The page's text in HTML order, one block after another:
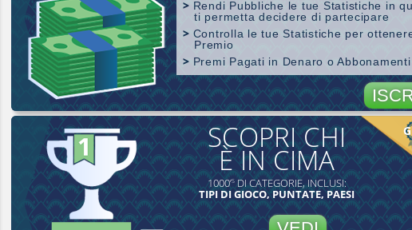
Rendi Pubbliche le tue Statistiche in
ti permetta decidere di partecipare
Controlla le tue Statistiche per
Premio
Premi Pagati in Denaro o Abbonamenti
SCOPRI CHI
È IN CIMA
1000’SDI CATEGORIE, INCLUSI:
TIPI DI GIOCO, PUNTATE, PAESI
Copertura di SharkScope